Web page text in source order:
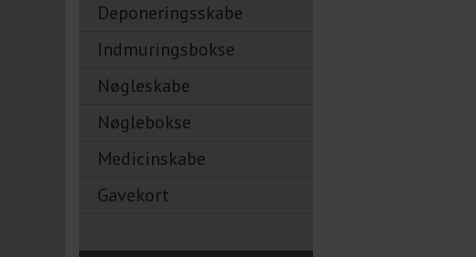
Deponeringsskabe
Indmuringsbokse
Nøgleskabe
Nøglebokse
Medicinskabe
Gavekort